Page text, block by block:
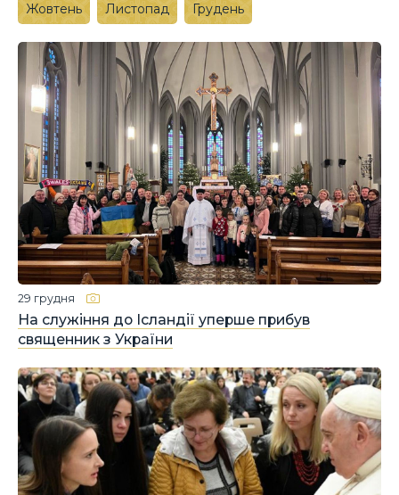
Жовтень Листопад Грудень
На служіння до Ісландії уперше прибув
священник з України
29 грудня